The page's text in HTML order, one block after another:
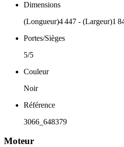
Dimensions
(Longueur)4 447 - (Largeur)1
Portes/Sièges
5/5
Couleur
Noir
Référence
3066_648379
Moteur